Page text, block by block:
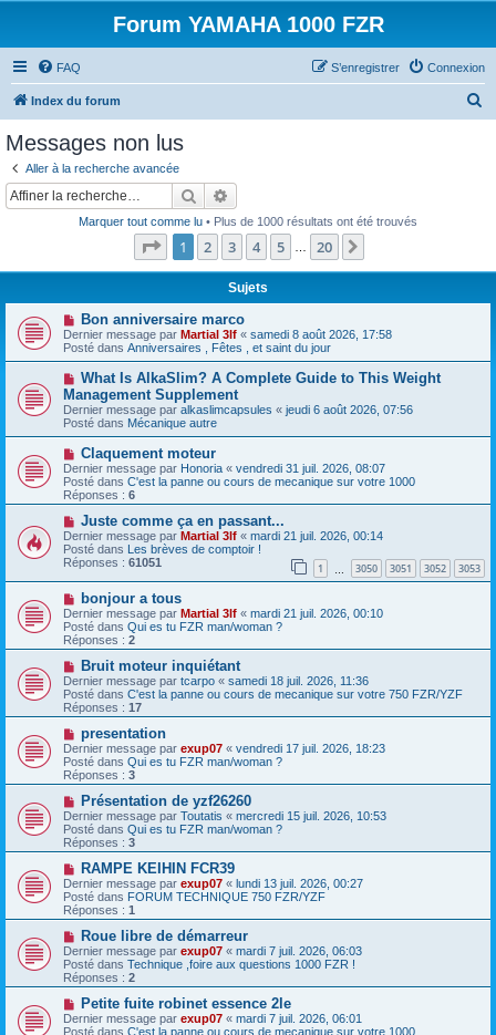
Forum YAMAHA 1000 FZR
FAQ Connexion
S’enregistrer
Index du forum
Messages non lus
Aller à la recherche avancée
Rechercher
Marquer tout comme lu • Plus de 1000 résultats ont été trouvés
Page 1sur20
1 2 3 4 5 20
Sujets
N
o
u
v
e
a
u
m
e
s
s
g
e
Bon anniversaire marco
Dernier message par Martial 3lf « samedi 8 août 2026, 17:58
Posté dans Anniversaires , Fêtes , et saint du jour
N
u
v
e
a
u
m
e
s
s
a
g
e
What Is AlkaSlim? A Complete Guide to This Weight
Management Supplement
Dernier message par alkaslimcapsules « jeudi 6 août 2026, 07:56
Posté dans Mécanique autre
N
o
u
v
e
u
m
e
s
s
a
g
e
Claquement moteur
Dernier message par Honoria « vendredi 31 juil. 2026, 08:07
Posté dans C'est la panne ou cours de mecanique sur votre 1000
Réponses : 6
N
o
u
v
e
a
m
e
s
s
a
g
e
Juste comme ça en passant...
Dernier message par Martial 3lf « mardi 21 juil. 2026, 00:14
Posté dans Les brèves de comptoir !
Réponses : 61051 1 3050 3051 3052 3053
N
o
u
v
e
a
u
m
e
s
s
a
g
e
bonjour a tous
Dernier message par Martial 3lf « mardi 21 juil. 2026, 00:10
Posté dans Qui es tu FZR man/woman ?
Réponses : 2
N
o
u
v
e
a
u
m
e
s
s
a
g
e
Bruit moteur inquiétant
Dernier message par tcarpo « samedi 18 juil. 2026, 11:36
Posté dans C'est la panne ou cours de mecanique sur votre 750 FZR/YZF
Réponses : 17
N
o
u
v
e
a
u
m
e
s
s
a
g
e
presentation
Dernier message par exup07 « vendredi 17 juil. 2026, 18:23
Posté dans Qui es tu FZR man/woman ?
Réponses : 3
N
o
u
v
e
a
u
m
e
s
s
a
g
e
Présentation de yzf26260
Dernier message par Toutatis « mercredi 15 juil. 2026, 10:53
Posté dans Qui es tu FZR man/woman ?
Réponses : 3
N
o
u
v
e
a
u
m
e
s
s
a
g
RAMPE KEIHIN FCR39
Dernier message par exup07 « lundi 13 juil. 2026, 00:27
Posté dans FORUM TECHNIQUE 750 FZR/YZF
Réponses : 1
N
o
u
v
e
a
u
m
Roue libre de démarreur
Dernier message par exup07 « mardi 7 juil. 2026, 06:03
Posté dans Technique ,foire aux questions 1000 FZR !
Réponses : 2
N
o
u
Petite fuite robinet essence 2le
Dernier message par exup07 « mardi 7 juil. 2026, 06:01
Posté dans C'est la panne ou cours de mecanique sur votre 1000